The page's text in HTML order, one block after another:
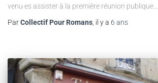
venu·es assister à la première réunion publique…
ParCollectif Pour Romans, il y a 6 ans